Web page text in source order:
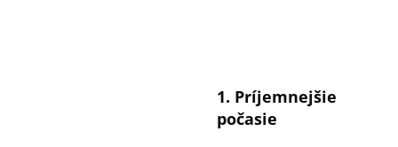
1. Príjemnejšie
počasie